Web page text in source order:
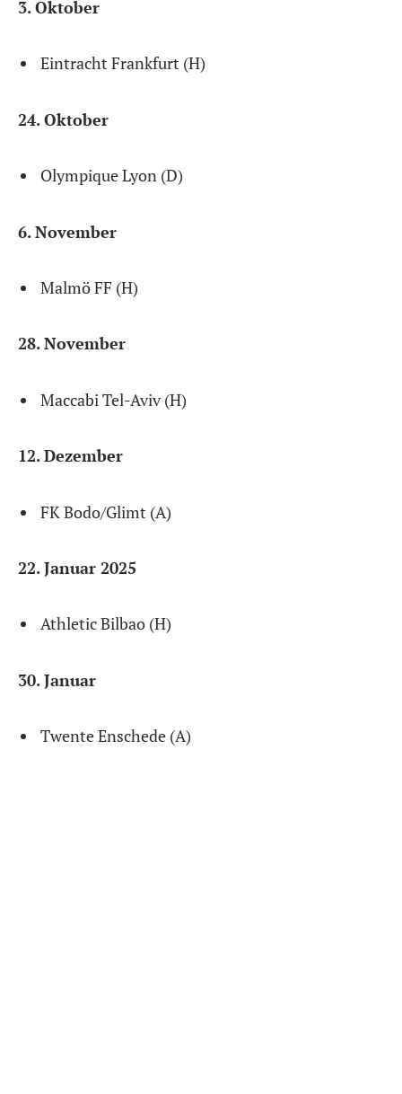
3. Oktober
Eintracht Frankfurt (H)
24. Oktober
Olympique Lyon (D)
6. November
Malmö FF (H)
28. November
Maccabi Tel-Aviv (H)
12. Dezember
FK Bodo/Glimt (A)
22. Januar 2025
Athletic Bilbao (H)
30. Januar
Twente Enschede (A)